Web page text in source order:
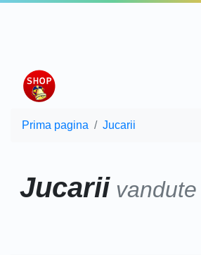
Prima pagina Jucarii
Jucarii